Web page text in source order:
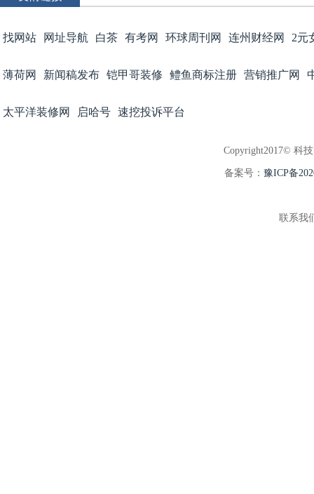
找网站 网址导航 白茶 有考网 环球周刊网 连州财经网 2元
薄荷网 新闻稿发布 铠甲哥装修 鳢鱼商标注册 营销推广网
太平洋装修网 启哈号 速挖投诉平台
Copyright2017© 科
备案号： 豫ICP备
联系我